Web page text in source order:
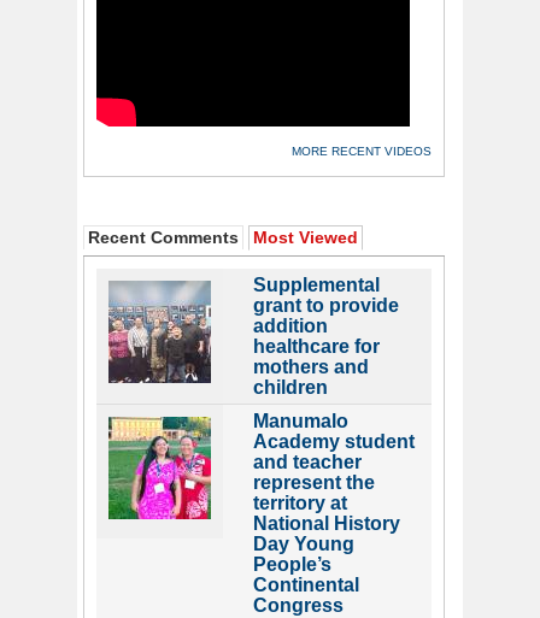
MORE RECENT VIDEOS
Recent Comments Most Viewed
Supplemental
grant to provide
addition
healthcare for
mothers and
children
Manumalo
Academy student
and teacher
represent the
territory at
National History
Day Young
People’s
Continental
Congress